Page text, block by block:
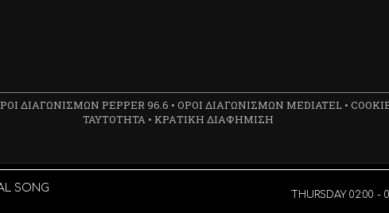
ΔΙΑΓΩΝΙΣΜΩΝ PEPPER 96.6 • ΟΡΟΙ ΔΙΑΓΩΝΙΣΜΩΝ MEDIATEL •
ΤΑΥΤΟΤΗΤΑ • ΚΡΑΤΙΚΗ ΔΙΑΦΗΜΙΣΗ
SONG
THURSDAY 02:00 -